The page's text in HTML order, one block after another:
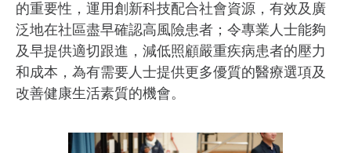
的重要性，運用創新科技配合社會資源，有效及廣
泛地在社區盡早確認高風險患者；令專業人士能夠
及早提供適切跟進，減低照顧嚴重疾病患者的壓力
和成本，為有需要人士提供更多優質的醫療選項及
改善健康生活素質的機會。